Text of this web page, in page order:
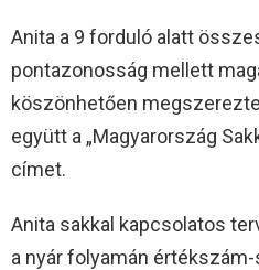
Anita a 9 forduló alatt
pontazonosság mellett
köszönhetően
együtt a „Magyarország
címet.
Anita sakkal kapcsolatos
a nyár folyamán